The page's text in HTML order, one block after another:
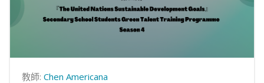
教師: Chen Americana